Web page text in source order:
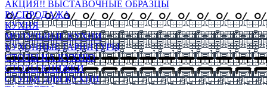
АКЦИЯ!! ВЫСТАВОЧНЫЕ ОБРАЗЦЫ
РАСПРОДАЖА
КУХНЯ
МОДУЛЬНЫЕ КУХНИ
КУХОННЫЕ ГАРНИТУРЫ
СТОЛЫ НА КУХНЮ
СТОЛЫ КНИЖКИ
СТУЛЬЯ ДЛЯ КУХНИ